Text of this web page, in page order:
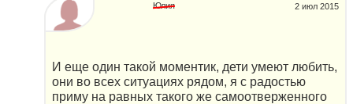
2 июл 2015
Юлия
И еще один такой моментик, дети умеют любить,
они во всех ситуациях рядом, я с радостью
приму на равных такого же самоотверженного